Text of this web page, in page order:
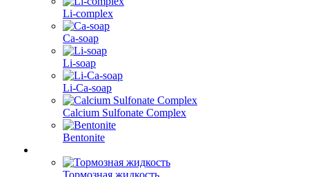
Li-complex
Ca-soap
Li-soap
Li-Ca-soap
Calcium Sulfonate Complex
Bentonite
Тормозная жидкость